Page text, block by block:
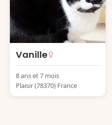
Vanille
8 ans et 7 mois
Plaisir (78370) France